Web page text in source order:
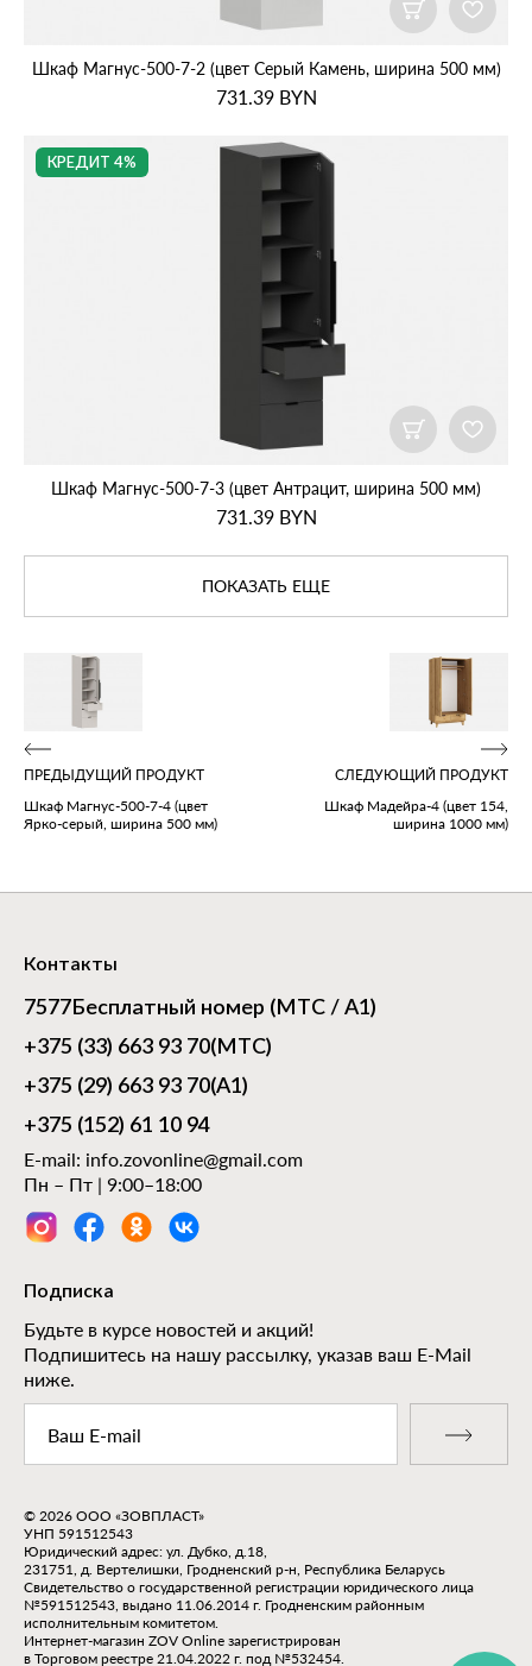
Шкаф Магнус‑500‑7‑2 (цвет Серый Камень, ширина 500 мм)
731.39BYN
КРЕДИТ 4%
Шкаф Магнус‑500‑7‑3 (цвет Антрацит, ширина 500 мм)
731.39BYN
ПОКАЗАТЬ ЕЩЕ
ПРЕДЫДУЩИЙ ПРОДУКТ
Шкаф Магнус‑500‑7‑4 (цвет
Ярко‑серый, ширина 500 мм)
СЛЕДУЮЩИЙ ПРОДУКТ
Шкаф Мадейра‑4 (цвет 154,
ширина 1000 мм)
Контакты
7577 Бесплатный номер (МТС / А1)
+375 (33) 663 93 70(МТС)
+375 (29) 663 93 70(А1)
+375 (152) 61 10 94
E-mail: info.zovonline@gmail.com
Пн – Пт | 9:00–18:00
Подписка
Будьте в курсе новостей и акций!
Подпишитесь на нашу рассылку, указав ваш E-Mail
ниже.
© 2026 ООО «ЗОВПЛАСТ»
УНП 591512543
Юридический адрес: ул. Дубко, д.18,
231751, д. Вертелишки, Гродненский р-н, Республика Беларусь
Свидетельство о государственной регистрации юридического лица
№591512543, выдано 11.06.2014 г. Гродненским районным
исполнительным комитетом.
Интернет-магазин ZOV Online зарегистрирован
в Торговом реестре 21.04.2022 г. под №532454.